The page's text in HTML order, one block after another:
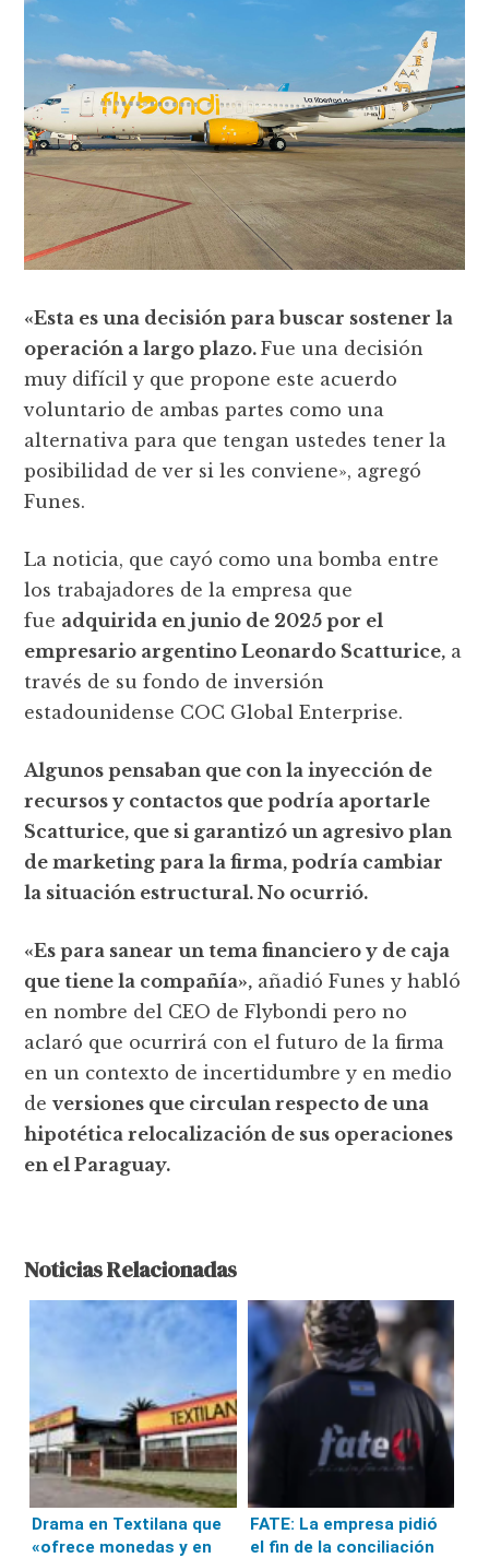
«Esta es una decisión para buscar sostener la
operación a largo plazo.Fue una decisión
muy difícil y que propone este acuerdo
voluntario de ambas partes como una
alternativa para que tengan ustedes tener la
posibilidad de ver si les conviene», agregó
Funes.
La noticia, que cayó como una bomba entre
los trabajadores de la empresa que
fue adquirida en junio de 2025 por el
empresario argentino Leonardo Scatturice, a
través de su fondo de inversión
estadounidense COC Global Enterprise.
Algunos pensaban que con la inyección de
recursos y contactos que podría aportarle
Scatturice, que si garantizó un agresivo plan
de marketing para la firma, podría cambiar
la situación estructural. No ocurrió.
«Es para sanear un tema financiero y de caja
que tiene la compañía», añadió Funes y habló
en nombre del CEO de Flybondi pero no
aclaró que ocurrirá con el futuro de la firma
en un contexto de incertidumbre y en medio
deversiones que circulan respecto de una
hipotética relocalización de sus operaciones
en el Paraguay.
Noticias Relacionadas
Drama en Textilana que
«ofrece monedas y en
FATE: La empresa pidió
el fin de la conciliación